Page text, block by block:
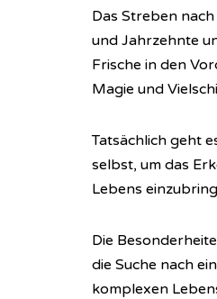
Das Streben
und Jahrzehnte
Frische in den
Magie und
Tatsächlich geht
selbst, um das
Lebens
Die
die Suche nach
komplexen